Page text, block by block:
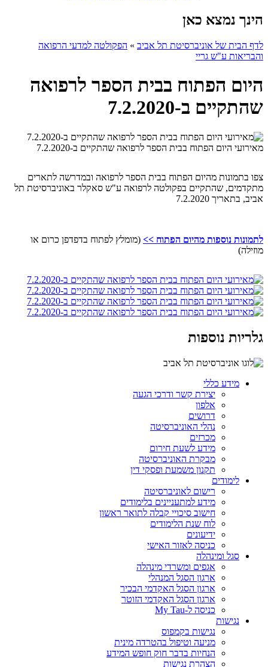
הינך נמצא כאן
לדף הבית של אוניברסיטת תל אביב » הפקולטה למדעי הרפואה
והבריאות ע"ש גריי
היום הפתוח בבית הספר לרפואה
שהתקיים ב-7.2.2020
מאירועי היום הפתוח בבית הספר לרפואה שהתקיים ב-7.2.2020
צפו בתמונות מהיום הפתוח בבית הספר לרפואה ובמדרשה לתארים
מתקדמים, שהתקיים בפקולטה לרפואה ע"ש סאקלר באוניברסיטת תל
אביב, בתאריך 7.2.2020
לתמונות נוספות מהיום הפתוח >> (מומלץ לפתוח בדפדפן כרום או
מוזילה)
גלריות נוספות
מידע כללי
יצירת קשר ודרכי הגעה
אלפון
דרושים
נהלי האוניברסיטה
מכרזים
מידע לשעת חירום
מבקרת האוניברסיטה
תקנון משמעת ופסקי דין
לימודים
רישום לאוניברסיטה
מידע למתעניינים בלימודים
חישוב סיכויי קבלה לתואר ראשון
לוח שנת הלימודים
ידיעונים
כניסה לאזור האישי
סגל ומינהלה
אגפים ומשרדי מינהלה
ארגון הסגל המנהלי
ארגון הסגל האקדמי הבכיר
ארגון הסגל האקדמי הזוטר
כניסה ל-My Tau
נגישות
נגישות בקמפוס
מניעה וטיפול בהטרדה מינית
הנחיות בדבר חוק חופש המידע
הצהרת נגישות